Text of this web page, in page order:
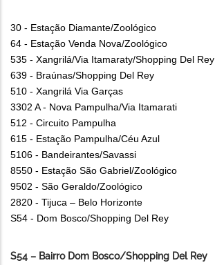
30 - Estação Diamante/Zoológico
64 - Estação Venda Nova/Zoológico
535 - Xangrilá/Via Itamaraty/Shopping Del Rey
639 - Braúnas/Shopping Del Rey
510 - Xangrilá Via Garças
3302 A - Nova Pampulha/Via Itamarati
512 - Circuito Pampulha
615 - Estação Pampulha/Céu Azul
5106 - Bandeirantes/Savassi
8550 - Estação São Gabriel/Zoológico
9502 - São Geraldo/Zoológico
2820 - Tijuca – Belo Horizonte
S54 - Dom Bosco/Shopping Del Rey
S54 – Bairro Dom Bosco/Shopping Del Rey